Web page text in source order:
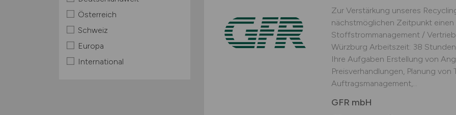
Österreich
Schweiz
Europa
International
Zur Verstärkung unseres
nächstmöglichen Zeitpunkt einen
Stoffstrommanagement /
Würzburg Arbeitszeit: 38
Ihre Aufgaben Erstellung von
Preisverhandlungen, Planung
Auftragsmanagement,...
GFR mbH